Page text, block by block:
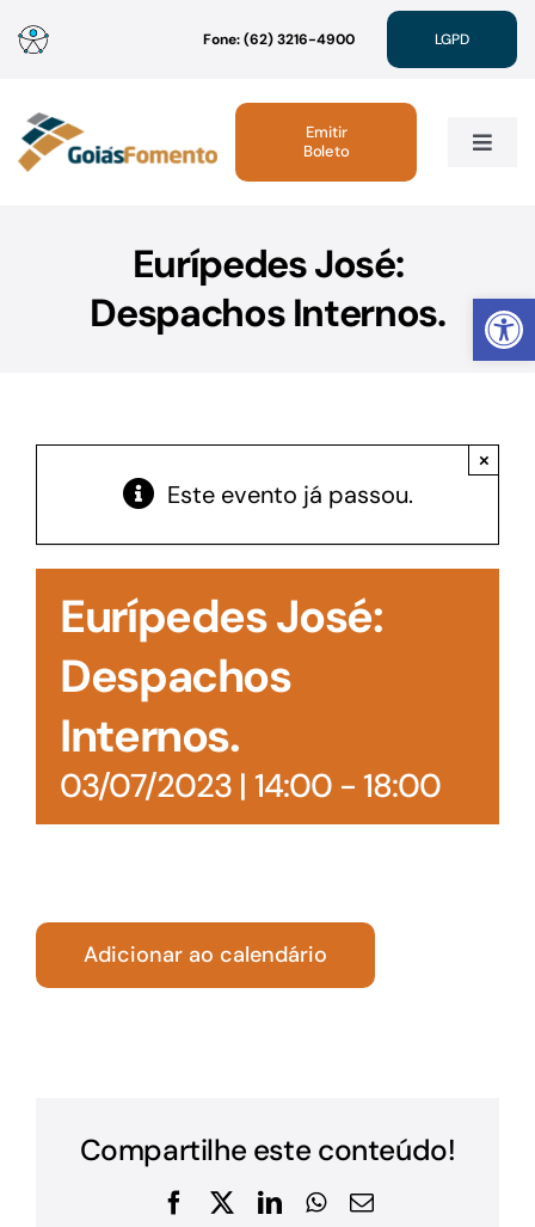
Abrir
para
conteúdo
Fone: (62) 3216-4900 LGPD
Toggle
Linhas de Crédito
Acesso à Informação
Emitir
Boleto
Eurípedes José:
Despachos Internos.
Este evento já passou.
×
Eurípedes José:
Despachos
Internos.
03/07/2023 | 14:00- 18:00
Adicionar ao calendário
Compartilhe este conteúdo!
Facebook
X LinkedInWhatsApp
E-